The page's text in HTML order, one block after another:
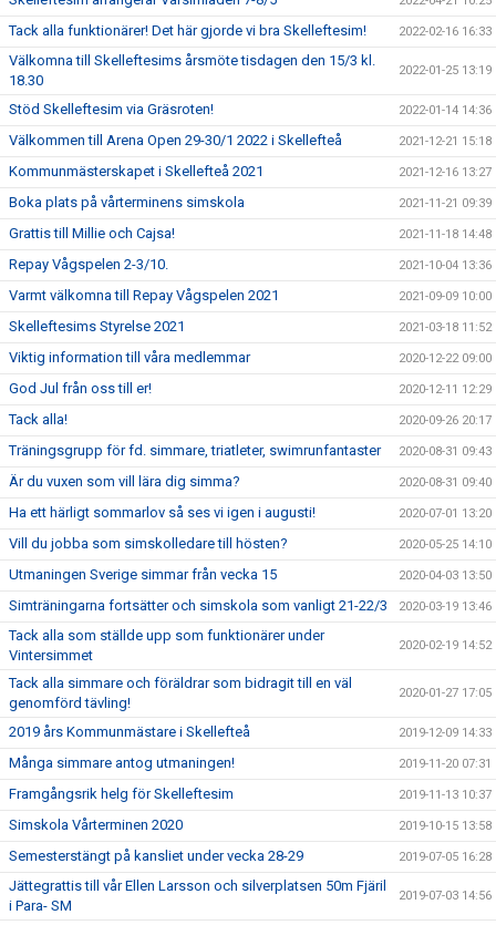
Tack alla funktionärer! Det här gjorde vi bra Skelleftesim! 2022-02-16 16:33
Välkomna till Skelleftesims årsmöte tisdagen den 15/3 kl.
18.30
2022-01-25 13:19
Stöd Skelleftesim via Gräsroten! 2022-01-14 14:36
Välkommen till Arena Open 29-30/1 2022 i Skellefteå 2021-12-21 15:18
Kommunmästerskapet i Skellefteå 2021 2021-12-16 13:27
Boka plats på vårterminens simskola 2021-11-21 09:39
Grattis till Millie och Cajsa! 2021-11-18 14:48
Repay Vågspelen 2-3/10. 2021-10-04 13:36
Varmt välkomna till Repay Vågspelen 2021 2021-09-09 10:00
Skelleftesims Styrelse 2021 2021-03-18 11:52
Viktig information till våra medlemmar 2020-12-22 09:00
God Jul från oss till er! 2020-12-11 12:29
Tack alla! 2020-09-26 20:17
Träningsgrupp för fd. simmare, triatleter, swimrunfantaster 2020-08-31 09:43
Är du vuxen som vill lära dig simma? 2020-08-31 09:40
Ha ett härligt sommarlov så ses vi igen i augusti! 2020-07-01 13:20
Vill du jobba som simskolledare till hösten? 2020-05-25 14:10
Utmaningen Sverige simmar från vecka 15 2020-04-03 13:50
Simträningarna fortsätter och simskola som vanligt 21-22/3 2020-03-19 13:46
Tack alla som ställde upp som funktionärer under
Vintersimmet
2020-02-19 14:52
Tack alla simmare och föräldrar som bidragit till en väl
genomförd tävling!
2020-01-27 17:05
2019 års Kommunmästare i Skellefteå 2019-12-09 14:33
Många simmare antog utmaningen! 2019-11-20 07:31
Framgångsrik helg för Skelleftesim 2019-11-13 10:37
Simskola Vårterminen 2020 2019-10-15 13:58
Semesterstängt på kansliet under vecka 28-29 2019-07-05 16:28
Jättegrattis till vår Ellen Larsson och silverplatsen 50m Fjäril
i Para- SM
2019-07-03 14:56